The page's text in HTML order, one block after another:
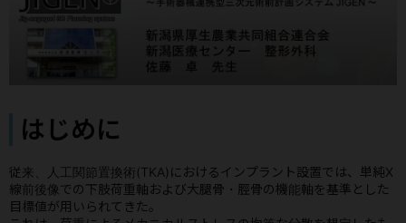
はじめに
従来、人工関節置換術(TKA)におけるインプラント設置では、単純X
線前後像での下肢荷重軸および大腿骨・脛骨の機能軸を基準とした
目標値が用いられてきた。